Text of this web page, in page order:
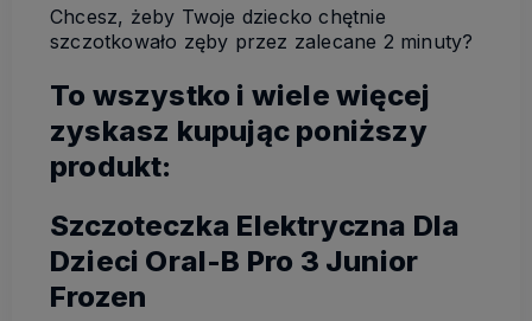
Chcesz, żeby Twoje dziecko chętnie
szczotkowało zęby przez zalecane 2 minuty?
To wszystko i wiele więcej
zyskasz kupując poniższy
produkt:
Szczoteczka Elektryczna Dla
Dzieci Oral-B Pro 3 Junior
Frozen